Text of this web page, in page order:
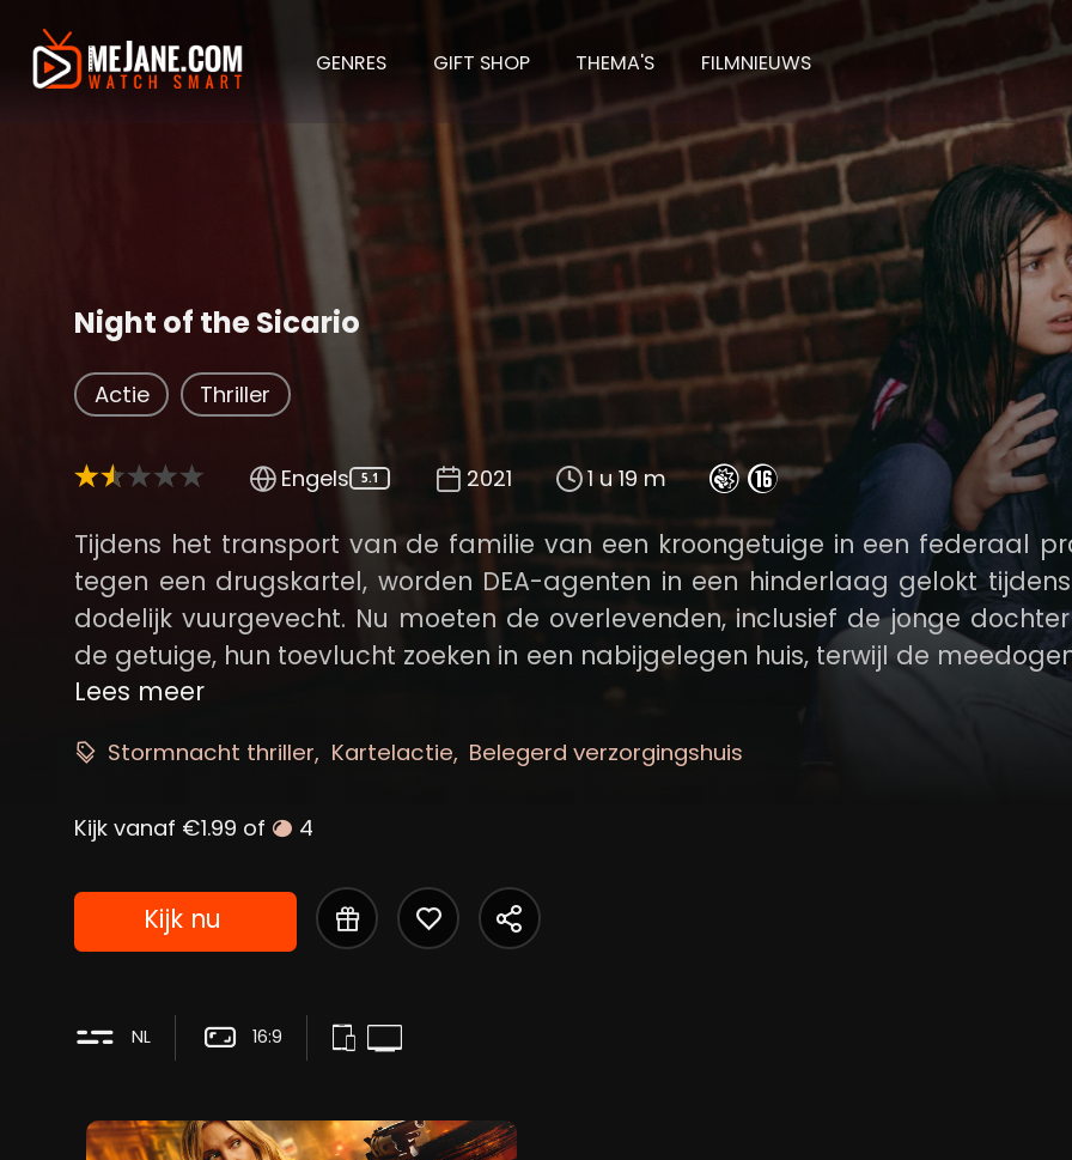
GENRES GIFT SHOP THEMA'S FILMNIEUWS
Night of the Sicario
Actie Thriller
Engels 5.1 2021 1 u 19 m
Tijdens het transport van de familie van een kroongetuige in een federaal
tegen een drugskartel, worden DEA-agenten in een hinderlaag gelokt
dodelijk vuurgevecht. Nu moeten de overlevenden, inclusief de jonge
de getuige, hun toevlucht zoeken in een nabijgelegen huis, terwijl de
huurmoordenaars hen opjagen. Met gevaar op elke hoek en een
en-muisspel met het kartel spelen om de nacht door te komen.
Lees meer
Stormnacht thriller Kartelactie Belegerd verzorgingshuis
Kijk vanaf €1.99 of 4
Kijk nu
NL 16:9